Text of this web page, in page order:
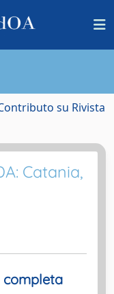
su Rivista
Catania,
completa